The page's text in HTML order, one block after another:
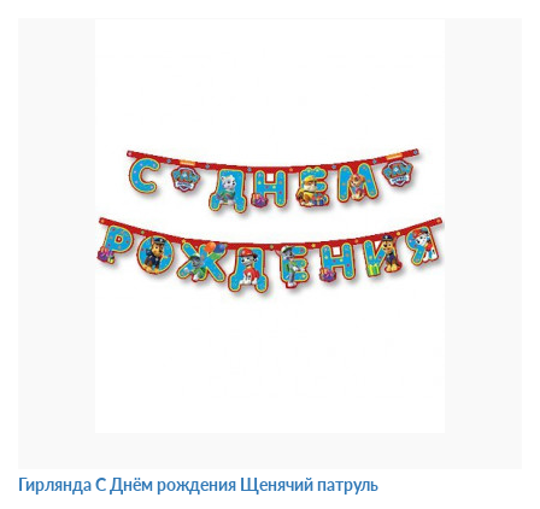
Гирлянда С Днём рождения Щенячий патруль